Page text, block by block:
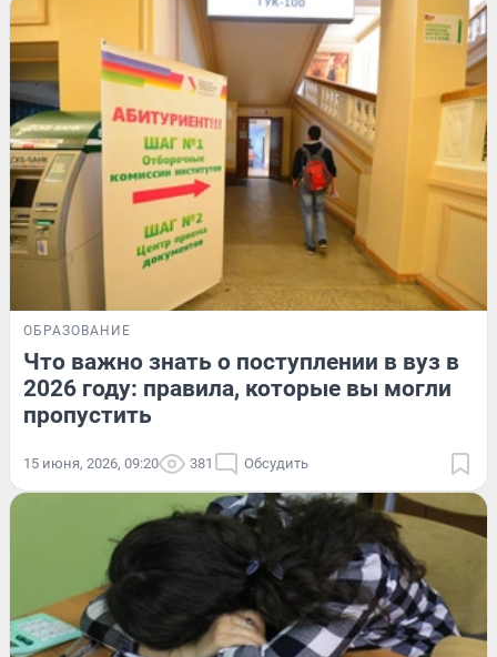
ОБРАЗОВАНИЕ
Что важно знать о поступлении в вуз в
2026 году: правила, которые вы могли
пропустить
15 июня, 2026, 09:20 381 Обсудить